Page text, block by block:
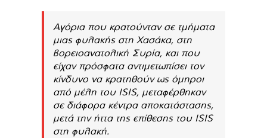
Αγόρια που κρατούνταν σε τμήματα
μιας φυλακής στη Χασάκα, στη
βορειοανατολική Συρία, και που
είχαν πρόσφατα αντιμετωπίσει τον
κίνδυνο να κρατηθούν ως όμηροι
από μέλη του ISIS, μεταφέρθηκαν
σε διάφορα κέντρα αποκατάστασης,
μετά την ήττα της επίθεσης του ISIS
στη φυλακή.